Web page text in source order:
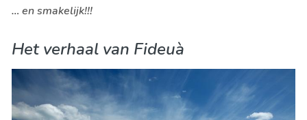
… en smakelijk!!!
Het verhaal van Fideuà